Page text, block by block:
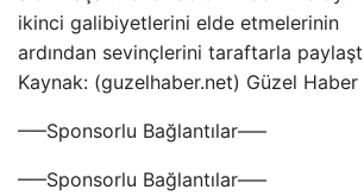
ikinci galibiyetlerini elde etmelerinin
ardından sevinçlerini taraftarla
Kaynak: (guzelhaber.net) Güzel Haber
—–Sponsorlu Bağlantılar—–
—–Sponsorlu Bağlantılar—–